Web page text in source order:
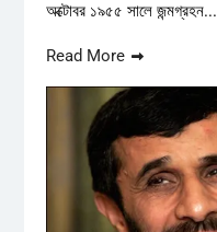
অক্টোবর ১৯৫৫ সালে জন্মগ্রহন...
Read More